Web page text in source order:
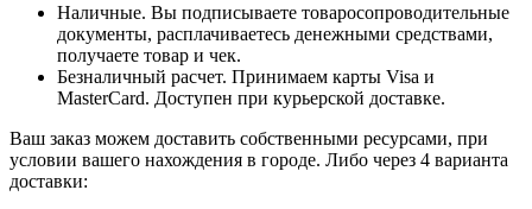
Наличные. Вы подписываете товаросопроводительные
документы, расплачиваетесь денежными средствами,
получаете товар и чек.
Безналичный расчет. Принимаем карты Visa и
MasterCard. Доступен при курьерской доставке.
Ваш заказ можем доставить собственными ресурсами, при
условии вашего нахождения в городе. Либо через 4 варианта
доставки: